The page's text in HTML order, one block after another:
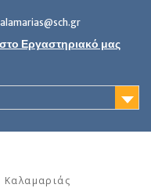
Εργαστηριακό μας
Καλαμαριάς